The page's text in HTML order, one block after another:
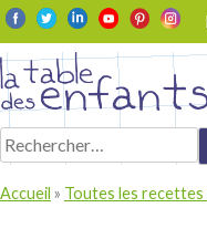
Skip
to
content
Rechercher :
Accueil » Toutes les recettes